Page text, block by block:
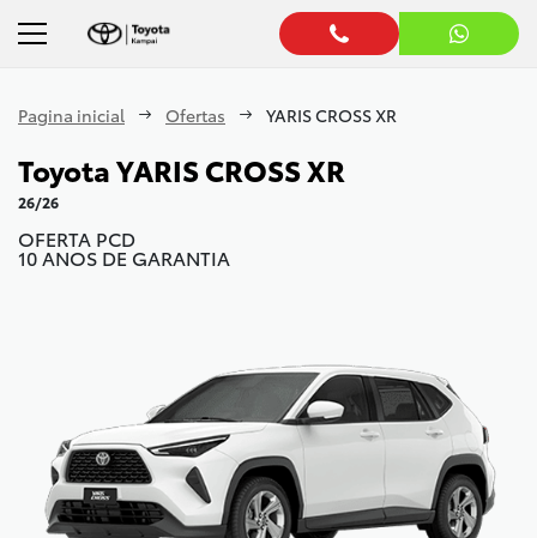
Pagina inicial Ofertas YARIS CROSS XR
ToyotaYARIS CROSS XR
26/26
OFERTA PCD
10 ANOS DE GARANTIA